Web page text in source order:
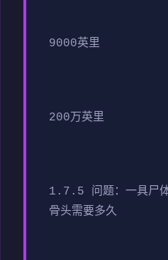
9000英里
200万英里
1.7.5 问题：一具尸
骨头需要多久